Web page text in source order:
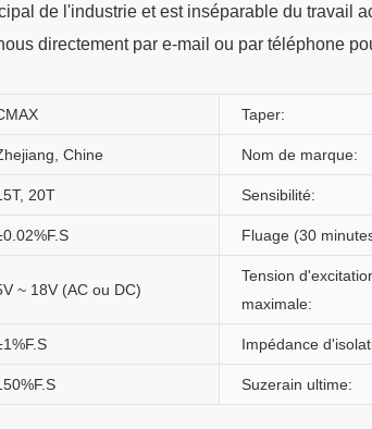
de l'industrie et est inséparable du travail
directement par e-mail ou par téléphone
Taper:
Chine Nom de marque:
20T Sensibilité:
Fluage (30
~ 18V (AC ou DC)
Tension
maximale:
Impédance
Suzerain ultime: